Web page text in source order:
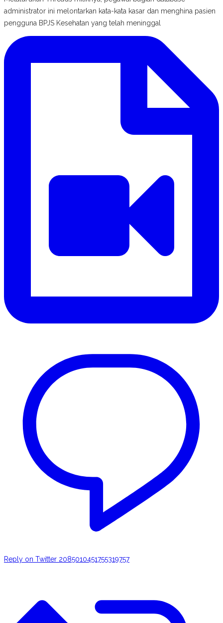
administrator ini melontarkan kata-kata kasar dan menghina pasien
pengguna BPJS Kesehatan yang telah meninggal
Reply on Twitter 2085010451755319757